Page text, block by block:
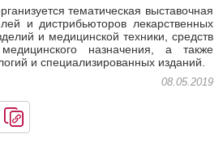
тематическая выставочная
и дистрибьюторов лекарственных
и медицинской техники, средств
назначения, а также
и специализированных изданий.
08.05.2019